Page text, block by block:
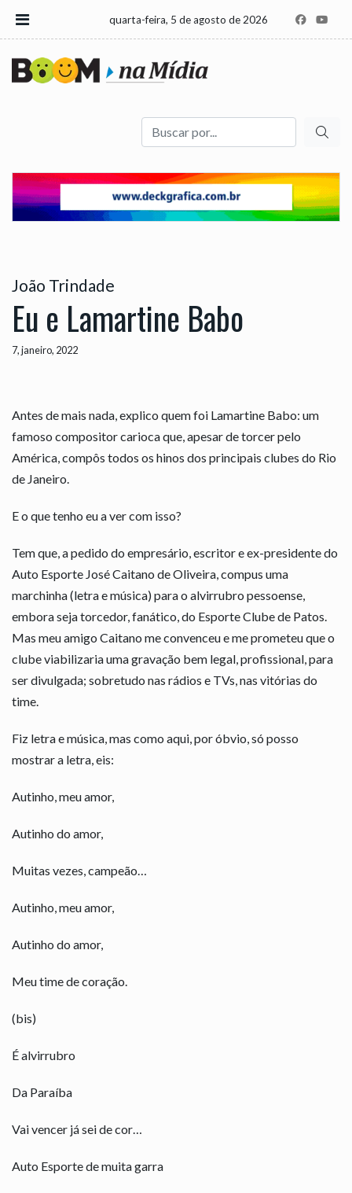
quarta-feira, 5 de agosto de 2026
Buscar
João Trindade
Eu e Lamartine Babo
7, janeiro, 2022
Antes de mais nada, explico quem foi Lamartine Babo: um
famoso compositor carioca que, apesar de torcer pelo
América, compôs todos os hinos dos principais clubes do Rio
de Janeiro.
E o que tenho eu a ver com isso?
Tem que, a pedido do empresário, escritor e ex-presidente do
Auto Esporte José Caitano de Oliveira, compus uma
marchinha (letra e música) para o alvirrubro pessoense,
embora seja torcedor, fanático, do Esporte Clube de Patos.
Mas meu amigo Caitano me convenceu e me prometeu que o
clube viabilizaria uma gravação bem legal, profissional, para
ser divulgada; sobretudo nas rádios e TVs, nas vitórias do
time.
Fiz letra e música, mas como aqui, por óbvio, só posso
mostrar a letra, eis:
Autinho, meu amor,
Autinho do amor,
Muitas vezes, campeão…
Autinho, meu amor,
Autinho do amor,
Meu time de coração.
(bis)
É alvirrubro
Da Paraíba
Vai vencer já sei de cor…
Auto Esporte de muita garra